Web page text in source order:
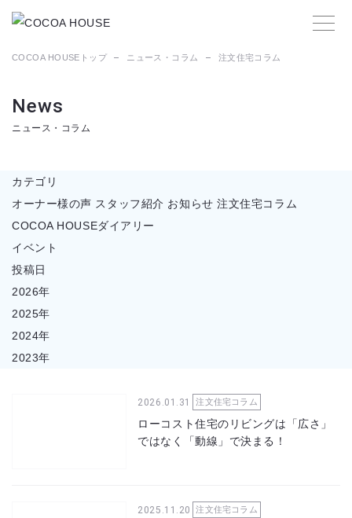
COCOA HOUSEトップ ニュース・コラム 注文住宅コラム
News
ニュース・コラム
カテゴリ
オーナー様の声 スタッフ紹介 お知らせ 注文住宅コラム
COCOA HOUSEダイアリー
イベント
投稿日
2026年
2025年
2024年
2023年
2026.01.31 注文住宅コラム
ローコスト住宅のリビングは「広さ」
ではなく「動線」で決まる！
2025.11.20 注文住宅コラム